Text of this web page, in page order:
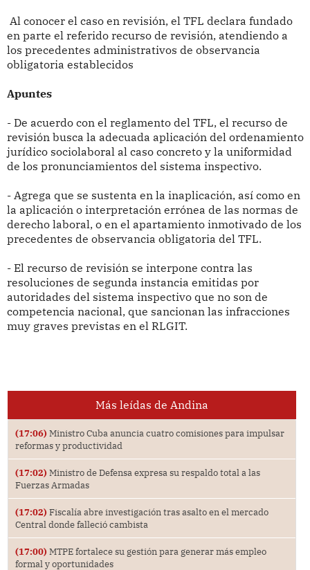
Al conocer el caso en revisión, el TFL declara fundado
en parte el referido recurso de revisión, atendiendo a
los precedentes administrativos de observancia
obligatoria establecidos
Apuntes
- De acuerdo con el reglamento del TFL, el recurso de
revisión busca la adecuada aplicación del ordenamiento
jurídico sociolaboral al caso concreto y la uniformidad
de los pronunciamientos del sistema inspectivo.
- Agrega que se sustenta en la inaplicación, así como en
la aplicación o interpretación errónea de las normas de
derecho laboral, o en el apartamiento inmotivado de los
precedentes de observancia obligatoria del TFL.
- El recurso de revisión se interpone contra las
resoluciones de segunda instancia emitidas por
autoridades del sistema inspectivo que no son de
competencia nacional, que sancionan las infracciones
muy graves previstas en el RLGIT.
Más leídas de Andina
(17:06) Ministro Cuba anuncia cuatro comisiones para impulsar
reformas y productividad
(17:02) Ministro de Defensa expresa su respaldo total a las
Fuerzas Armadas
(17:02) Fiscalía abre investigación tras asalto en el mercado
Central donde falleció cambista
(17:00) MTPE fortalece su gestión para generar más empleo
formal y oportunidades